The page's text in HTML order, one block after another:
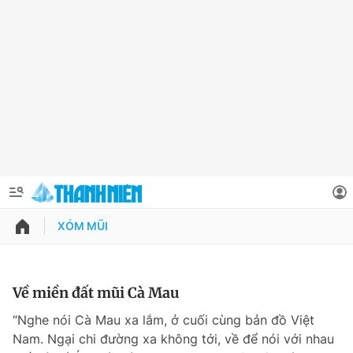
QUẢNG CÁO
Chuyên mục
Thông tin tài khoản
Đổi mật khẩu
XÓM MŨI
Về miền đất mũi Cà Mau
“Nghe nói Cà Mau xa lắm, ở cuối cùng bản đồ Việt
Nam. Ngại chi đường xa không tới, về để nói với nhau